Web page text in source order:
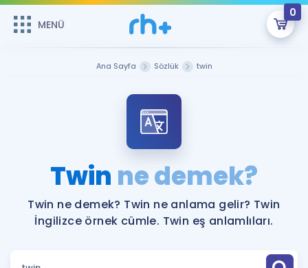
MENÜ
0
ÜYE DEĞİLİM
Sepetin Şu An Boş.
Remzi Hoca ile seni sınava hazırlayacak onlarca eğitim seni
bekliyor!
MENÜ
Faydalı Araçlar
Ana Sayfa Sözlük twin
Twin ne demek?
Twin ne demek? Twin ne anlama gelir? Twin
İngilizce örnek cümle. Twin eş anlamlıları.